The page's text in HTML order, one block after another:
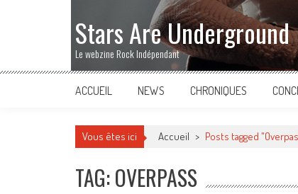
Stars Are Underground
Le webzine Rock Indépendant
ACCUEIL NEWS CHRONIQUES
Vous êtes ici Accueil > Posts tagged
TAG: OVERPASS